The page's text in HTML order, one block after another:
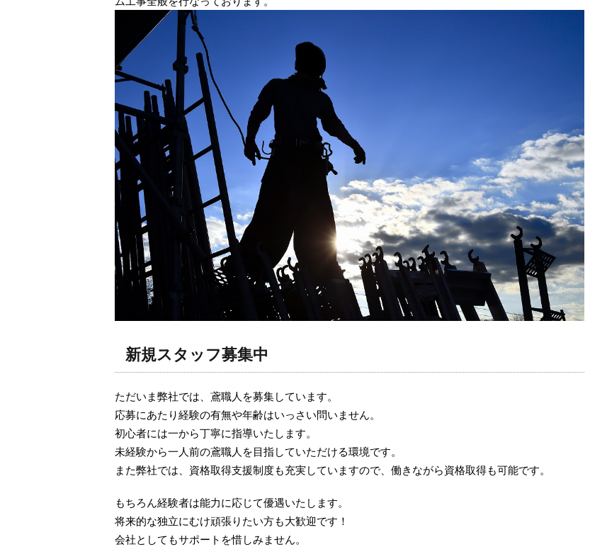
新規スタッフ募集中
ただいま弊社では、鳶職人を募集しています。
応募にあたり経験の有無や年齢はいっさい問いません。
初心者には一から丁寧に指導いたします。
未経験から一人前の鳶職人を目指していただける環境です。
また弊社では、資格取得支援制度も充実していますので、働きながら資格取得も可能です。
もちろん経験者は能力に応じて優遇いたします。
将来的な独立にむけ頑張りたい方も大歓迎です！
会社としてもサポートを惜しみません。